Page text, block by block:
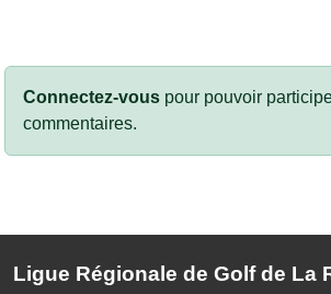
Connectez-vous pour pouvoir
commentaires.
Ligue Régionale de Golf de La